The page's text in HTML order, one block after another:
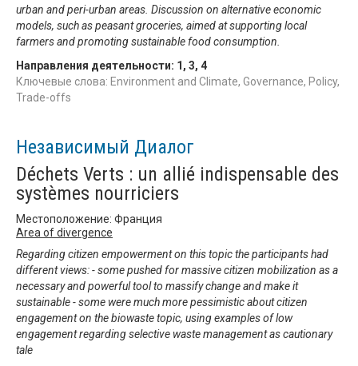
urban and peri-urban areas. Discussion on alternative economic
models, such as peasant groceries, aimed at supporting local
farmers and promoting sustainable food consumption.
Направления деятельности: 1 , 3, 4
Ключевые слова: Environment and Climate, Governance, Policy,
Trade-offs
Независимый Диалог
Déchets Verts : un allié indispensable des
systèmes nourriciers
Местоположение: Франция
Area of divergence
Regarding citizen empowerment on this topic the participants had
different views: - some pushed for massive citizen mobilization as a
necessary and powerful tool to massify change and make it
sustainable - some were much more pessimistic about citizen
engagement on the biowaste topic, using examples of low
engagement regarding selective waste management as cautionary
tale